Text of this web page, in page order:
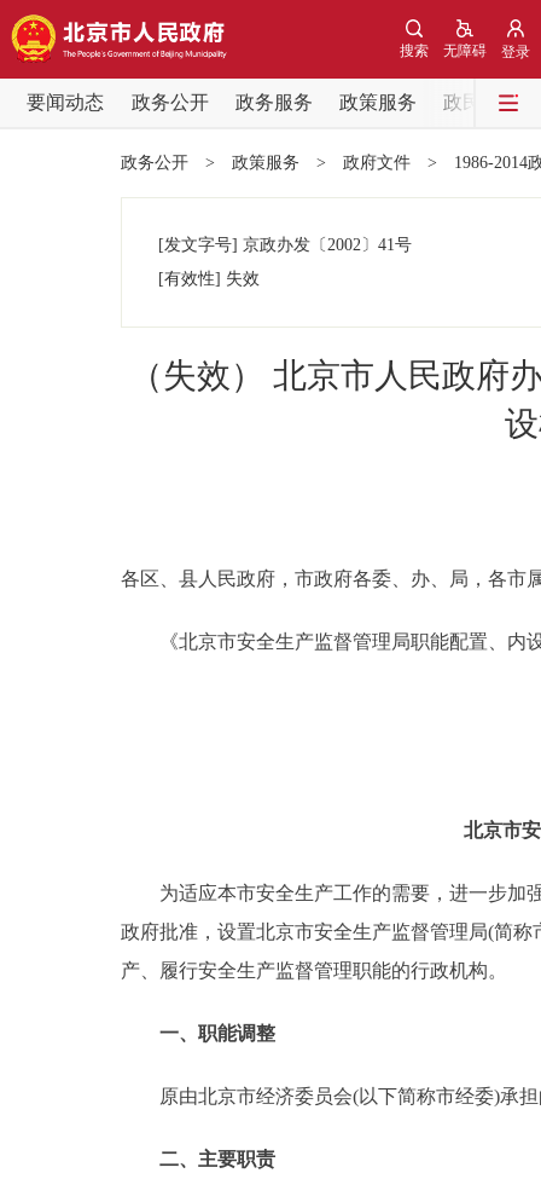
登录
无障碍
搜索
要闻动态 政务公开 政务服务 政策服务
政民互动
党中央精神
政务公开
政民互动
政务公开 > 政策服务 > 政府文件 > 1986-2014
[发文字号] 京政办发 〔2002〕 41号
[有效性] 失效
（失效） 北京市人民政府
各区、县人民政府，市政府各委、办、局，各市
《北京市安全生产监督管理局职能配置、内
北京市
为适应本市安全生产工作的需要，进一步加强
政府批准，设置北京市安全生产监督管理局(简
产、履行安全生产监督管理职能的行政机构。
一、职能调整
原由北京市经济委员会(以下简称市经委)承担
二、主要职责